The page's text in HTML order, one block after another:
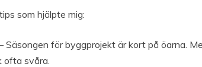
som hjälpte mig:
Säsongen för byggprojekt är kort på öarna.
ofta svåra.